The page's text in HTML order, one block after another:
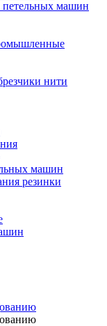
машин
нити
машин
резинки